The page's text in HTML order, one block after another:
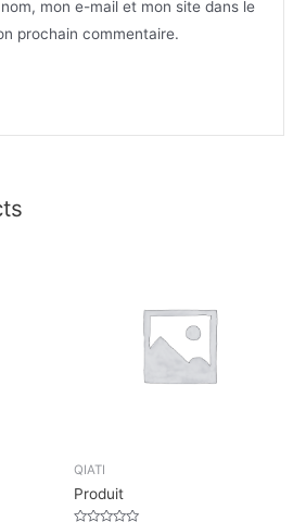
mon e-mail et mon site dans le
prochain commentaire.
QIATI
Produit